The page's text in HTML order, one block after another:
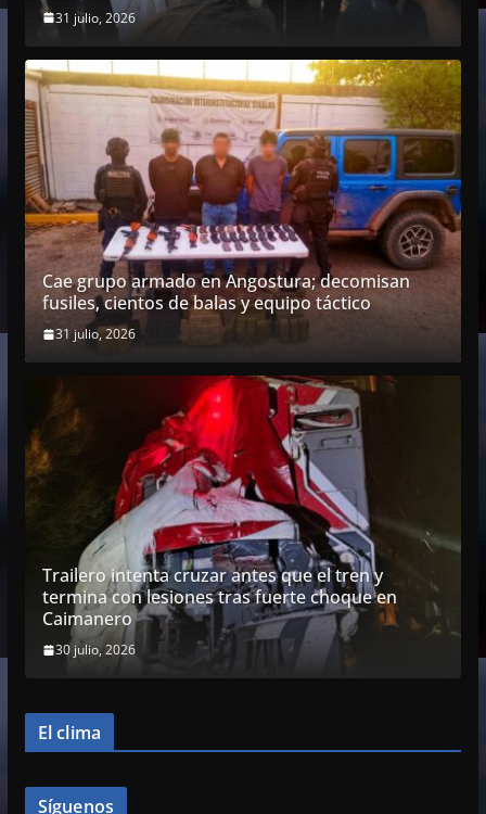
31 julio, 2026
Cae grupo armado en Angostura; decomisan
fusiles, cientos de balas y equipo táctico
31 julio, 2026
Trailero intenta cruzar antes que el tren y
termina con lesiones tras fuerte choque en
Caimanero
30 julio, 2026
El clima
Síguenos